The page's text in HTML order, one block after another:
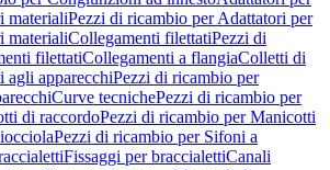
materialiPezzi di ricambio per Adattatori per
materialiCollegamenti filettatiPezzi di
filettatiCollegamenti a flangiaColletti di
agli apparecchiPezzi di ricambio per
Curve tecnichePezzi di ricambio per
di raccordoPezzi di ricambio per Manicotti
Pezzi di ricambio per Sifoni a
Fissaggi per braccialettiCanali